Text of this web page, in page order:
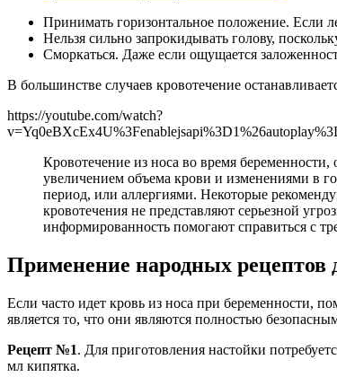
Принимать горизонтальное положение. Если
Нельзя сильно запрокидывать голову,
Сморкаться. Даже если ощущается
В большинстве случаев кровотечение
https://youtube.com/watch?
Кровотечение из носа во время
увеличением объема крови и изменениями в
период, или аллергиями. Некоторые
кровотечения не представляют серьезной
информированность помогают справиться с
Применение народных рецептов
Если часто идет кровь из носа при беременности,
является то, что они являются полностью
Рецепт №1. Для приготовления настойки
мл кипятка.